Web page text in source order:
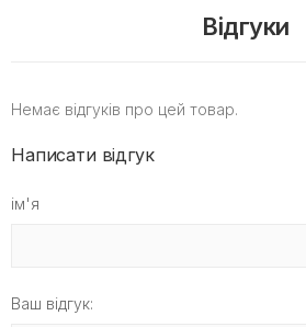
Відгуки
Немає відгуків про цей товар.
Написати відгук
ім'я
Ваш відгук: